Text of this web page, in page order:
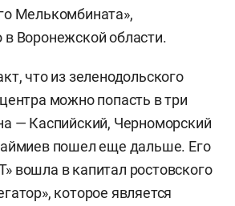
Мелькомбината»,
в Воронежской области.
что из зеленодольского
можно попасть в три
— Каспийский, Черноморский
пошел еще дальше. Его
вошла в капитал ростовского
которое является